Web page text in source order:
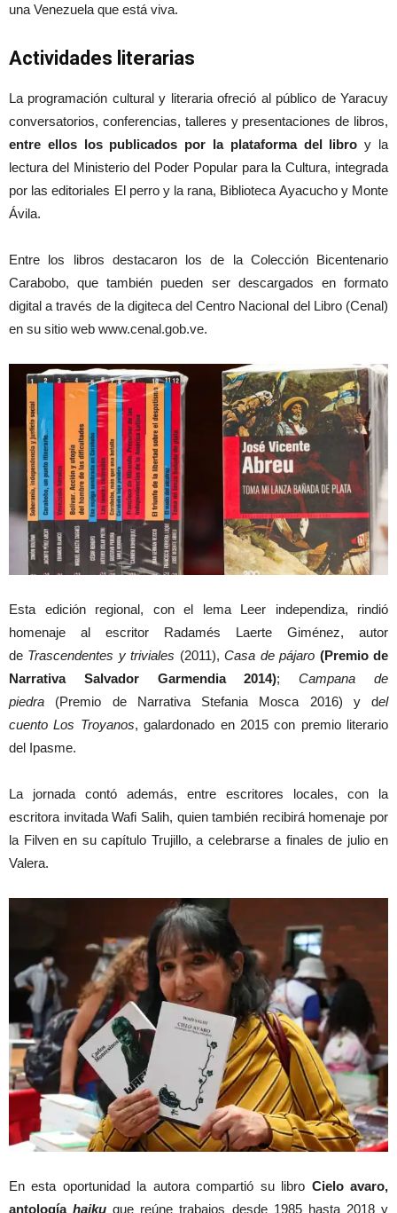
una Venezuela que está viva.
Actividades literarias
La programación cultural y literaria ofreció al público de Yaracuy
conversatorios, conferencias, talleres y presentaciones de libros,
entre ellos los publicados por la plataforma del libro y la
lectura del Ministerio del Poder Popular para la Cultura, integrada
por las editoriales El perro y la rana, Biblioteca Ayacucho y Monte
Ávila.
Entre los libros destacaron los de la Colección Bicentenario
Carabobo, que también pueden ser descargados en formato
digital a través de la digiteca del Centro Nacional del Libro (Cenal)
en su sitio web www.cenal.gob.ve.
Esta edición regional, con el lema Leer independiza, rindió
homenaje al escritor Radamés Laerte Giménez, autor
de Trascendentes y triviales (2011),Casa de pájaro (Premio de
Narrativa Salvador Garmendia 2014);Campana de
piedra (Premio de Narrativa Stefania Mosca 2016) y del
cuento Los Troyanos, galardonado en 2015 con premio literario
del Ipasme.
La jornada contó además, entre escritores locales, con la
escritora invitada Wafi Salih, quien también recibirá homenaje por
la Filven en su capítulo Trujillo, a celebrarse a finales de julio en
Valera.
En esta oportunidad la autora compartió su libro Cielo avaro,
antologíahaiku que reúne trabajos desde 1985 hasta 2018 y